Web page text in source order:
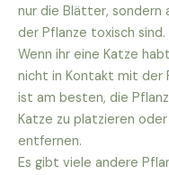
nur die Blätter, sondern
der Pflanze toxisch sind.
Wenn ihr eine Katze
nicht in Kontakt mit der
ist am besten, die
Katze zu platzieren oder
entfernen.
Es gibt viele andere